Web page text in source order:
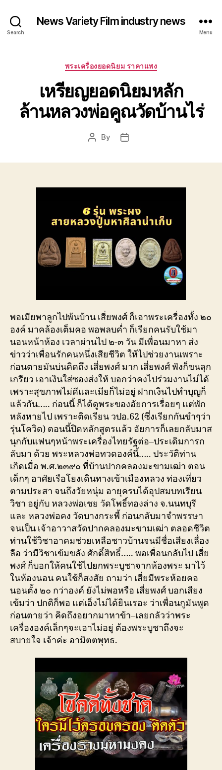
Search
News Variety Film industry news
Menu
Categories
พระเครื่องยอดนิยม ราคาแพง
เหรียญยอดนิยมหลัก
ล้านหลวงพ่อคูณวัดบ้านไร่
Post
By
Post
พอเมียพาลูกไปพ้นบ้าน เสี่ยพงศ์ ก็เอาพระเครื่องทั้ง ๒๐
องค์ มาคล้องเต็มคอ พอพลบค่ำ ก็เรียกคนรับใช้มา
นอนหน้าห้อง เวลาผ่านไป ๒-๓ วัน มีเพื่อนมาหา ส่ง
ข่าวว่าเพื่อนรักคนหนึ่งเสียชีวิต ให้ไปช่วยงานเพราะ
ก่อนตายมันบ่นคิดถึง เสี่ยพงศ์ มาก เสี่ยพงศ์ ฟังก็ขนลุก
เกรียว เอาเงินใส่ซองส่งให้ บอกว่าคงไปร่วมงานไม่ได้
เพราะสุขภาพไม่ดีและเมียก็ไม่อยู่ ฝากเงินไปทำบุญก็
แล้วกัน….. ก่อนนี้ ก็ได้ดูพระของอัยการเรื่อยๆ แต่พัก
หลังหายไป เพราะติดเรียน วปอ.62 (ซึ่งเรียกกันขำๆว่า
รุ่นโควิด) ตอนนี้ปิดหลักสูตรแล้ว อัยการก็เลยกลับมาส
นุกกับแฟนๆหน้าพระเครื่องไทยรัฐต่อ–ประเดิมการก
ลับมา ด้วย พระหลวงพ่อทวดองค์นี้….. ประวัติท่าน
เกิดเมื่อ พ.ศ.๒๓๙๐ ที่บ้านปากคลองมะขามเฒ่า ตอน
เด็กๆ อาศัยเรือโยงเดินทางเข้าเมืองหลวง ท่องเที่ยว
ตามประสา จนถึงวัยหนุ่ม อายุครบได้อุปสมบทเรียน
วิชา อยู่กับ หลวงพ่อเชย วัดโพธิ์ทองล่าง จ.นนทบุรี
และ หลวงพ่อคง วัดบางกระพี้ ก่อนกลับมาจำพรรษา
จนเป็น เจ้าอาวาสวัดปากคลองมะขามเฒ่า ตลอดชีวิต
ท่านใช้วิชาอาคมช่วยเหลือชาวบ้านจนมีชื่อเสียงเลื่อง
ลือ ว่ามีวิชาเข้มขลัง ศักดิ์สิทธิ์….. พอเพื่อนกลับไป เสี่ย
พงศ์ ก็บอกให้คนใช้ไปยกพระบูชาจากห้องพระ มาไว้
ในห้องนอน คนใช้ก็สงสัย ถามว่า เสี่ยมีพระห้อยคอ
นอนตั้ง ๒๐ กว่าองค์ ยังไม่พอหรือ เสี่ยพงศ์ บอกเสียง
เข้มว่า ปกติก็พอ แต่เอ็งไม่ได้ยินเรอะ ว่าเพื่อนกูมันพูด
ก่อนตายว่า คิดถึงอยากมาหาข้า–เลยกลัวว่าพระ
เครื่ององค์เล็กๆจะเอาไม่อยู่ ต้องพระบูชาถึงจะ
สบายใจ เจ้าค่ะ อามิตตพุทธ.